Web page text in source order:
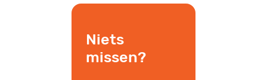
Niets
missen?